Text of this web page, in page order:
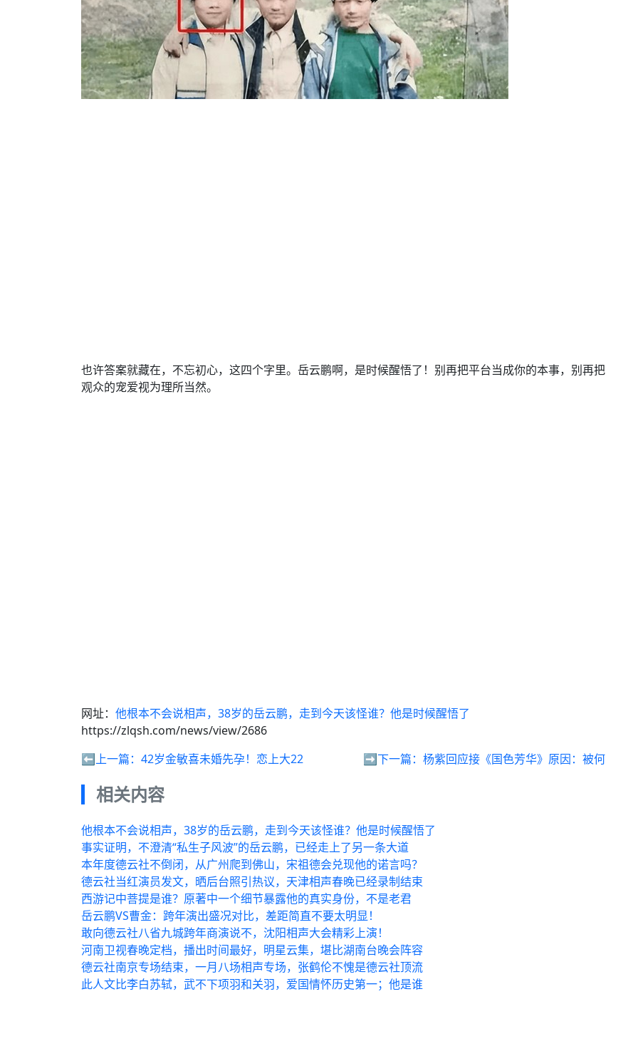
也许答案就藏在，不忘初心，这四个字里。岳云鹏啊，是时候醒悟了！别再把平台当成你的本事，别再把
观众的宠爱视为理所当然。
网址： 他根本不会说相声，38岁的岳云鹏，走到今天该怪谁？他是时候醒悟了
https://zlqsh.com/news/view/2686
⬅️上一篇： 42岁金敏喜未婚先孕！恋上大22 ➡️下一篇： 杨紫回应接《国色芳华》原因：被何
相关内容
他根本不会说相声，38岁的岳云鹏，走到今天该怪谁？他是时候醒悟了
事实证明，不澄清“私生子风波”的岳云鹏，已经走上了另一条大道
本年度德云社不倒闭，从广州爬到佛山，宋祖德会兑现他的诺言吗？
德云社当红演员发文，晒后台照引热议，天津相声春晚已经录制结束
西游记中菩提是谁？原著中一个细节暴露他的真实身份，不是老君
岳云鹏VS曹金：跨年演出盛况对比，差距简直不要太明显！
敢向德云社八省九城跨年商演说不，沈阳相声大会精彩上演！
河南卫视春晚定档，播出时间最好，明星云集，堪比湖南台晚会阵容
德云社南京专场结束，一月八场相声专场，张鹤伦不愧是德云社顶流
此人文比李白苏轼，武不下项羽和关羽，爱国情怀历史第一；他是谁